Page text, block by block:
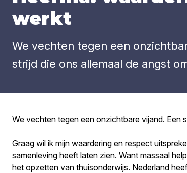
werkt
We vechten tegen een
strijd die ons allemaal de angst
We vechten tegen een onzichtbare vijand. Een
Graag wil ik mijn waardering en respect
samenleving heeft laten zien. Want massaal
het opzetten van thuisonderwijs. Nederland